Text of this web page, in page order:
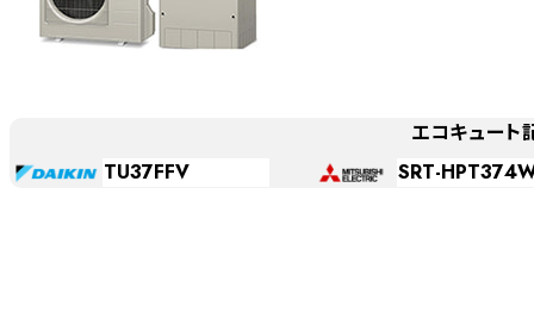
エコキュート
TU37FFV SRT-